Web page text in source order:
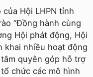
Hội LHPN tỉnh
“Đồng hành cùng
Hội phát động, Hội
khai nhiều hoạt động
quyên góp hỗ trợ
chức các mô hình